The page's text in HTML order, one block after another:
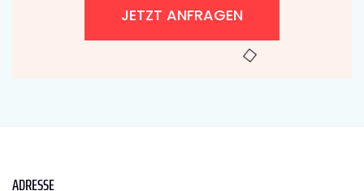
JETZT ANFRAGEN
ADRESSE